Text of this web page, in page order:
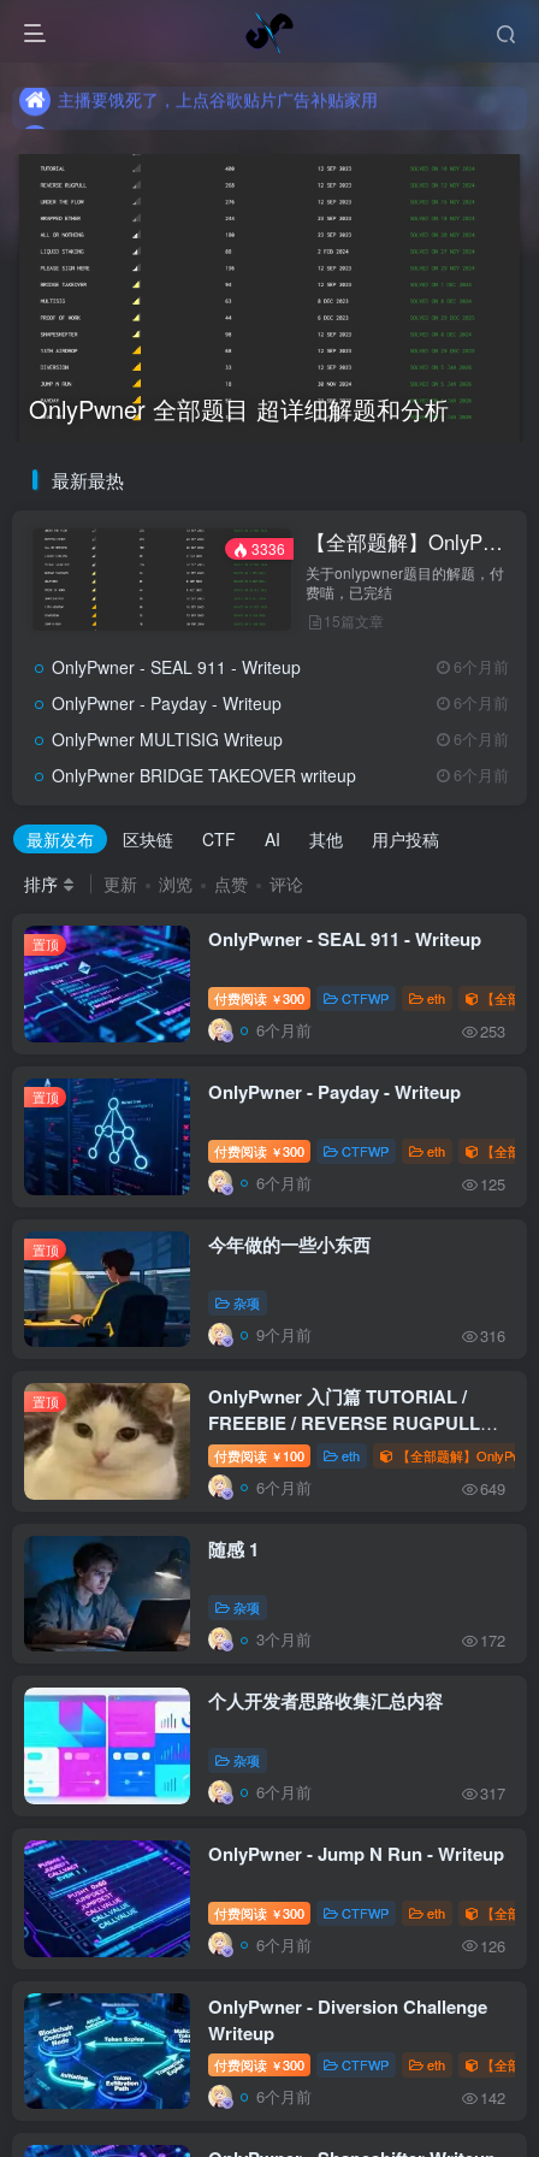
主播要饿死了，上点谷歌贴片广告补贴家用
主播要饿死了，上点谷歌贴片广告补贴家用
OnlyPwner 全部题目 超详细解题和分析
最新最热
3336 【全部题解】OnlyPwner
关于onlypwner题目的解题，付
费喵，已完结
15篇文章
OnlyPwner - SEAL 911 - Writeup 6个月前
OnlyPwner - Payday - Writeup 6个月前
OnlyPwner MULTISIG Writeup 6个月前
OnlyPwner BRIDGE TAKEOVER writeup 6个月前
最新发布 区块链 CTF AI 其他
用户投稿
排序
更新 浏览 点赞 评论
置顶 OnlyPwner - SEAL 911 - Writeup
付费阅读 ￥300 CTFWP eth 【全部
6个月前 253
置顶 OnlyPwner - Payday - Writeup
付费阅读 ￥300 CTFWP eth 【全部
6个月前 125
置顶 今年做的一些小东西
杂项
9个月前 316
置顶
OnlyPwner 入门篇 TUTORIAL /
FREEBIE / REVERSE RUGPULL
WriteUp
付费阅读 ￥ 100 eth 【全部题解】
6个月前 649
随感 1
杂项
3个月前 172
个人开发者思路收集汇总内容
杂项
6个月前 317
OnlyPwner - Jump N Run - Writeup
付费阅读 ￥300 CTFWP eth 【全部
6个月前 126
OnlyPwner - Diversion Challenge
Writeup
付费阅读 ￥300 CTFWP eth 【全部
6个月前 142